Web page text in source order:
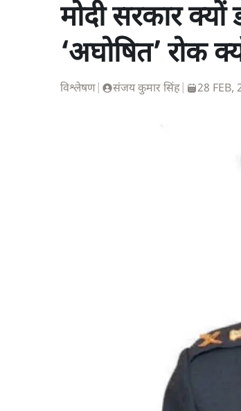
मोदी सरकार
‘अघोषित’ रोक
विश्लेषण संजय कुमार सिंह 28 FEB,